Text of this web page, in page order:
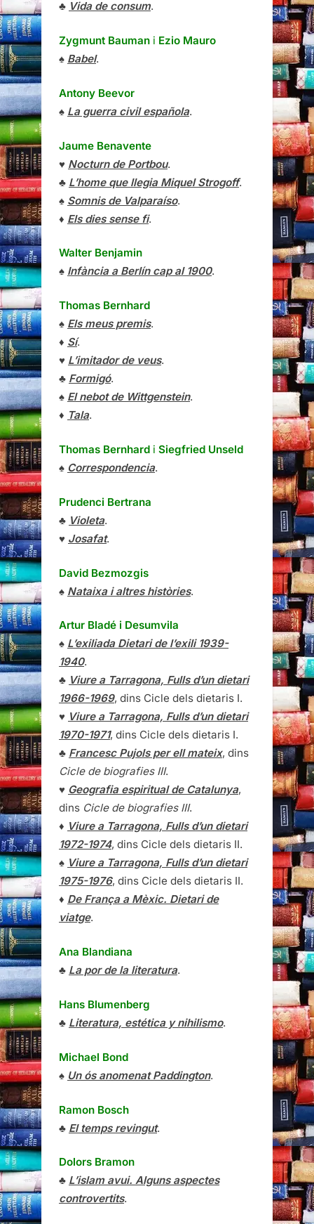
♣ Vida de consum.
Zygmunt Bauman i Ezio Mauro
♠ Babel.
Antony Beevor
♠ La guerra civil española.
Jaume Benavente
♥ Nocturn de Portbou.
♣ L’home que llegia Miquel Strogoff.
♠ Somnis de Valparaíso.
♦ Els dies sense fi.
Walter Benjamin
♠ Infància a Berlín cap al 1900.
Thomas Bernhard
♠ Els meus premis.
♦ Sí.
♥ L’imitador de veus.
♣ Formigó.
♠ El nebot de Wittgenstein.
♦ Tala.
Thomas Bernhard i Siegfried Unseld
♠ Correspondencia.
Prudenci Bertrana
♣ Violeta.
♥ Josafat.
David Bezmozgis
♠ Nataixa i altres històries.
Artur Bladé i Desumvila
♠ L’exiliada Dietari de l’exili 1939-
1940.
♣ Viure a Tarragona, Fulls d’un dietari
1966-1969, dins Cicle dels dietaris I.
♥ Viure a Tarragona, Fulls d’un dietari
1970-1971, dins Cicle dels dietaris I.
♣ Francesc Pujols per ell mateix, dins
Cicle de biografies III.
♥ Geografia espiritual de Catalunya,
dins Cicle de biografies III.
♦ Viure a Tarragona, Fulls d’un dietari
1972-1974, dins Cicle dels dietaris II.
♠ Viure a Tarragona, Fulls d’un dietari
1975-1976, dins Cicle dels dietaris II.
♦ De França a Mèxic. Dietari de
viatge.
Ana Blandiana
♣ La por de la literatura.
Hans Blumenberg
♣ Literatura, estética y nihilismo.
Michael Bond
♠ Un ós anomenat Paddington.
Ramon Bosch
♣ El temps revingut.
Dolors Bramon
♣ L’islam avui. Alguns aspectes
controvertits.